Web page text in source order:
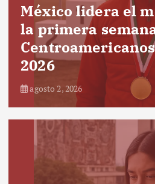
México lidera el
la primera
2026
agosto 2, 2026